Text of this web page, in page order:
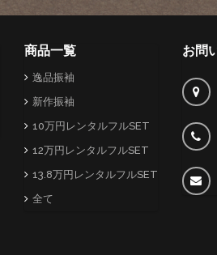
商品一覧
逸品振袖
新作振袖
10万円レンタルフルSET
12万円レンタルフルSET
13.8万円レンタルフルSET
全て
お問